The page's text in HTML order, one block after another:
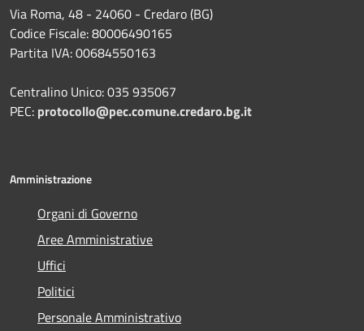
Via Roma, 48 - 24060 - Credaro (BG)
Codice Fiscale: 80006490165
Partita IVA: 00684550163
Centralino Unico: 035 935067
PEC: protocollo@pec.comune.credaro.bg.it
Amministrazione
Organi di Governo
Aree Amministrative
Uffici
Politici
Personale Amministrativo